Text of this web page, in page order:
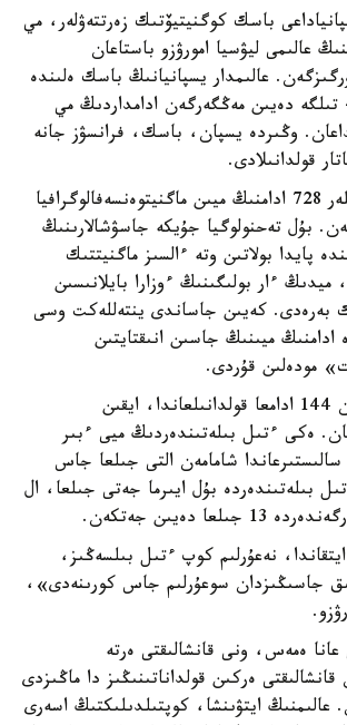
باسك كوگنيتيۆتىك زەرتتەۋلەر، مي
عالىمى ليۋسيا امورۋزو باستاعان
عالىمدار يسپانيانىڭ باسك ەلىندە
تۇراتىن، بىردەن 4 تىلگە دەيىن مەڭگەرگەن ادامداردىڭ مي
وڭىردە يسپان، باسك، فرانسۋز جانە
قولدانىلادى.
الدىمەن زەرتتەۋشىلەر 728 ادامنىڭ ميىن ماگنيتوەنسەفالوگرافيا
بۇل تەحنولوگيا جۇيكە جاسۋشالارىنىڭ
پايدا بولاتىن وتە ءالسىز ماگنيتتىك
ءار بولىگىنىڭ ءوزارا بايلانىسىن
بەرەدى. كەيىن جاساندى ينتەللەكت وسى
ادامنىڭ ميىنىڭ جاسىن انىقتايتىن
مودەلىن قۇردى.
مودەل بولەك الىنعان 144 ادامعا قولدانىلعاندا، ايقىن
ەكى ءتىل بىلەتىندەردىڭ ميى ءبىر
سالىستىرعاندا شامامەن التى جىلعا جاس
بىلەتىندەردە بۇل ايىرما جەتى جىلعا، ال
دەيىن جەتكەن.
نەعۇرلىم كوپ ءتىل بىلسەڭىز،
جاسىڭىزدان سوعۇرلىم جاس كورىنەدى»،
ەمەس، ونى قانشالىقتى ەرتە
ەركىن قولداناتىنىڭىز دا ماڭىزدى
عالىمنىڭ ايتۋىنشا، كوپتىلدىلىكتىڭ اسەرى